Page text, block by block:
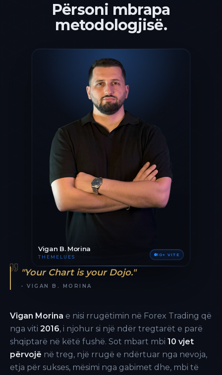
Përsoni mbrapa
metodologjisë.
Vigan B. Morina
THEMELUES 10+ VITE
"Your Chart is your Dojo."
- VIGAN B. MORINA
Vigan Morina e nisi rrugëtimin në Forex Trading që
nga viti 2016, i njohur si një ndër tregtarët e parë
shqiptarë në këtë fushë. Sot mbart mbi 10 vjet
përvojë në treg, një rrugë e ndërtuar nga nevoja,
etja për sukses, mësimi nga gabimet dhe, mbi të